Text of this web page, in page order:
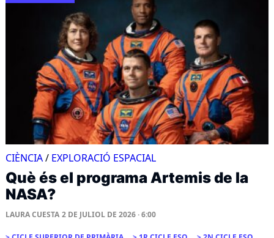
CIÈNCIA/ EXPLORACIÓ ESPACIAL
Què és el programa Artemis de la
NASA?
LAURA CUESTA 2 DE JULIOL DE 2026 · 6:00